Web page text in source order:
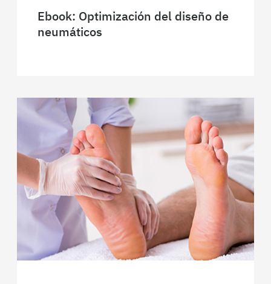
Ebook: Optimización del diseño de
neumáticos